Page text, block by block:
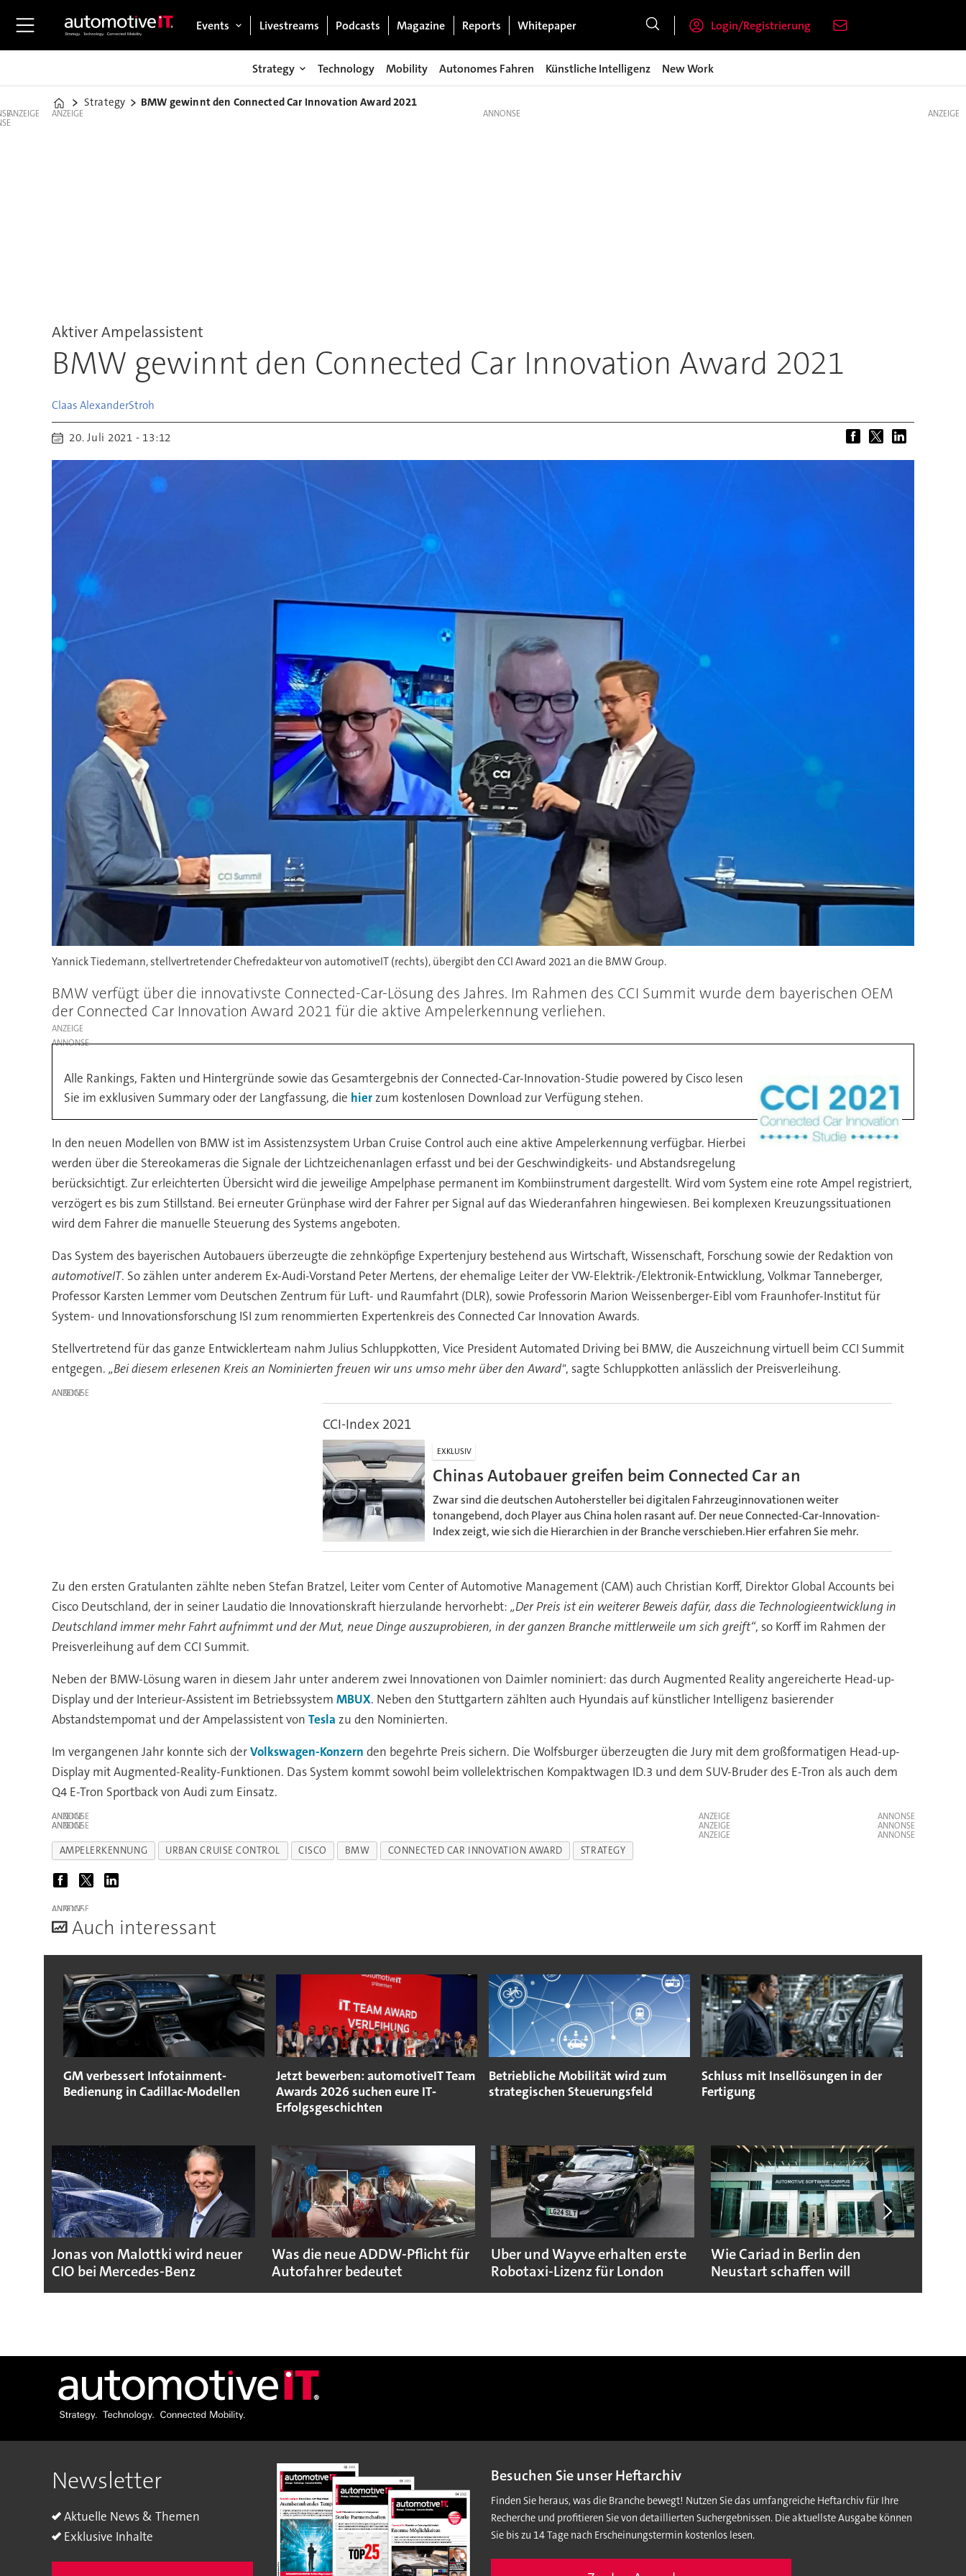
Events Livestreams Podcasts Magazine Reports Whitepaper Login/Registrierung
Strategy Technology Mobility Autonomes Fahren Künstliche Intelligenz New Work
Home
Strategy BMW gewinnt den Connected Car Innovation Award 2021
ANZEIGE ANZEIGE
Aktiver Ampelassistent
BMW gewinnt den Connected Car Innovation Award 2021
Claas AlexanderStroh
20. Juli 2021 - 13:12
Yannick Tiedemann, stellvertretender Chefredakteur von automotiveIT (rechts), übergibt den CCI Award 2021 an die BMW Group.
BMW verfügt über die innovativste Connected-Car-Lösung des Jahres. Im Rahmen des CCI Summit wurde dem bayerischen OEM
der Connected Car Innovation Award 2021 für die aktive Ampelerkennung verliehen.
ANZEIGE
Alle Rankings, Fakten und Hintergründe sowie das Gesamtergebnis der Connected-Car-Innovation-Studie powered by Cisco lesen
Sie im exklusiven Summary oder der Langfassung, die hierzum kostenlosen Download zur Verfügung stehen.
In den neuen Modellen von BMW ist im Assistenzsystem Urban Cruise Control auch eine aktive Ampelerkennung verfügbar. Hierbei
werden über die Stereokameras die Signale der Lichtzeichenanlagen erfasst und bei der Geschwindigkeits- und Abstandsregelung
berücksichtigt. Zur erleichterten Übersicht wird die jeweilige Ampelphase permanent im Kombiinstrument dargestellt. Wird vom System eine rote Ampel registriert,
verzögert es bis zum Stillstand. Bei erneuter Grünphase wird der Fahrer per Signal auf das Wiederanfahren hingewiesen. Bei komplexen Kreuzungssituationen
wird dem Fahrer die manuelle Steuerung des Systems angeboten.
Das System des bayerischen Autobauers überzeugte die zehnköpfige Expertenjury bestehend aus Wirtschaft, Wissenschaft, Forschung sowie der Redaktion von
automotiveIT. So zählen unter anderem Ex-Audi-Vorstand Peter Mertens, der ehemalige Leiter der VW-Elektrik-/Elektronik-Entwicklung, Volkmar Tanneberger,
Professor Karsten Lemmer vom Deutschen Zentrum für Luft- und Raumfahrt (DLR), sowie Professorin Marion Weissenberger-Eibl vom Fraunhofer-Institut für
System- und Innovationsforschung ISI zum renommierten Expertenkreis des Connected Car Innovation Awards.
Stellvertretend für das ganze Entwicklerteam nahm Julius Schluppkotten, Vice President Automated Driving bei BMW, die Auszeichnung virtuell beim CCI Summit
entgegen. „Bei diesem erlesenen Kreis an Nominierten freuen wir uns umso mehr über den Award", sagte Schluppkotten anlässlich der Preisverleihung.
ANZEIGE
CCI-Index 2021
EXKLUSIV
Chinas Autobauer greifen beim Connected Car an
Zwar sind die deutschen Autohersteller bei digitalen Fahrzeuginnovationen weiter
tonangebend, doch Player aus China holen rasant auf. Der neue Connected-Car-Innovation-
Index zeigt, wie sich die Hierarchien in der Branche verschieben.Hier erfahren Sie mehr.
Zu den ersten Gratulanten zählte neben Stefan Bratzel, Leiter vom Center of Automotive Management (CAM) auch Christian Korff, Direktor Global Accounts bei
Cisco Deutschland, der in seiner Laudatio die Innovationskraft hierzulande hervorhebt: „Der Preis ist ein weiterer Beweis dafür, dass die Technologieentwicklung in
Deutschland immer mehr Fahrt aufnimmt und der Mut, neue Dinge auszuprobieren, in der ganzen Branche mittlerweile um sich greift“, so Korff im Rahmen der
Preisverleihung auf dem CCI Summit.
Neben der BMW-Lösung waren in diesem Jahr unter anderem zwei Innovationen von Daimler nominiert: das durch Augmented Reality angereicherte Head-up-
Display und der Interieur-Assistent im Betriebssystem MBUX. Neben den Stuttgartern zählten auch Hyundais auf künstlicher Intelligenz basierender
Abstandstempomat und der Ampelassistent von Tesla zu den Nominierten.
Im vergangenen Jahr konnte sich derVolkswagen-Konzern den begehrte Preis sichern. Die Wolfsburger überzeugten die Jury mit dem großformatigen Head-up-
Display mit Augmented-Reality-Funktionen. Das System kommt sowohl beim vollelektrischen Kompaktwagen ID.3 und dem SUV-Bruder des E-Tron als auch dem
Q4 E-Tron Sportback von Audi zum Einsatz.
ANZEIGE
ANZEIGE
ANZEIGE
ANZEIGE
ANZEIGE
AMPELERKENNUNG URBAN CRUISE CONTROL CISCO BMW CONNECTED CAR INNOVATION AWARD STRATEGY
ANZEIGE
Auch interessant
GM verbessert Infotainment-
Bedienung in Cadillac-Modellen
Jetzt bewerben: automotiveIT Team
Awards 2026 suchen eure IT‐
Erfolgsgeschichten
Betriebliche Mobilität wird zum
strategischen Steuerungsfeld
Schluss mit Insellösungen in der
Fertigung
Jonas von Malottki wird neuer
CIO bei Mercedes-Benz
Was die neue ADDW-Pflicht für
Autofahrer bedeutet
Uber und Wayve erhalten erste
Robotaxi-Lizenz für London
Wie Cariad in Berlin den
Neustart schaffen will
ANZEIGE
Newsletter
Aktuelle News & Themen
Exklusive Inhalte
Besuchen Sie unser Heftarchiv
Finden Sie heraus, was die Branche bewegt! Nutzen Sie das umfangreiche Heftarchiv für Ihre
Recherche und profitieren Sie von detaillierten Suchergebnissen. Die aktuellste Ausgabe können
Sie bis zu 14 Tage nach Erscheinungstermin kostenlos lesen.